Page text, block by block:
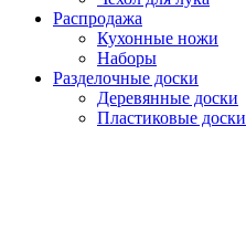
Распродажа
Кухонные ножи
Наборы
Разделочные доски
Деревянные доски
Пластиковые доски